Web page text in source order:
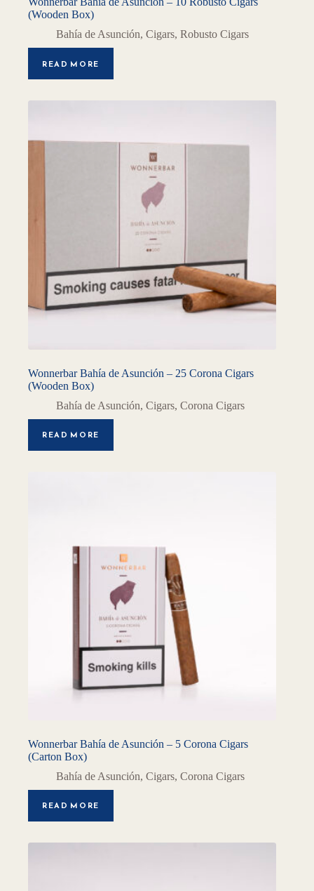
(Wooden Box)
Bahía de Asunción, Cigars, Robusto Cigars
READ MORE
Wonnerbar Bahía de Asunción – 25 Corona Cigars
(Wooden Box)
Bahía de Asunción, Cigars, Corona Cigars
READ MORE
Wonnerbar Bahía de Asunción – 5 Corona Cigars
(Carton Box)
Bahía de Asunción, Cigars, Corona Cigars
READ MORE